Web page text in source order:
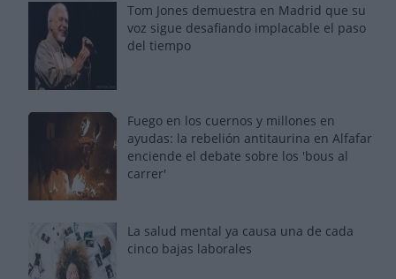
Tom Jones demuestra en Madrid que su
voz sigue desafiando implacable el paso
del tiempo
Fuego en los cuernos y millones en
ayudas: la rebelión antitaurina en Alfafar
enciende el debate sobre los 'bous al
carrer'
La salud mental ya causa una de cada
cinco bajas laborales